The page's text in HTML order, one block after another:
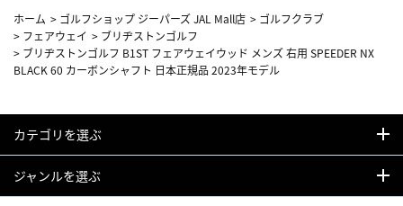
ホーム > ゴルフショップ ジーパーズ JAL Mall店 > ゴルフクラブ
> フェアウェイ > ブリヂストンゴルフ
> ブリヂストンゴルフ B1ST フェアウェイウッド メンズ 右用 SPEEDER NX
BLACK 60 カーボンシャフト 日本正規品 2023年モデル
カテゴリを選ぶ
ジャンルを選ぶ